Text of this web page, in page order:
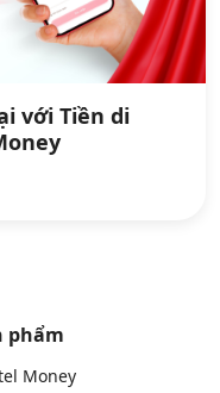
với Tiền di
phẩm
Money